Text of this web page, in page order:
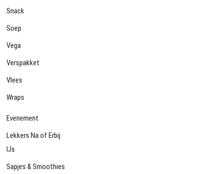
Snack
Soep
Vega
Verspakket
Vlees
Wraps
Evenement
Lekkers Na of Erbij
IJs
Sapjes & Smoothies